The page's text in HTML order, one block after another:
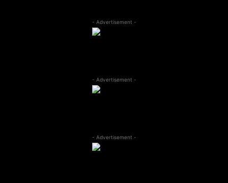
- Advertisement -
- Advertisement -
- Advertisement -